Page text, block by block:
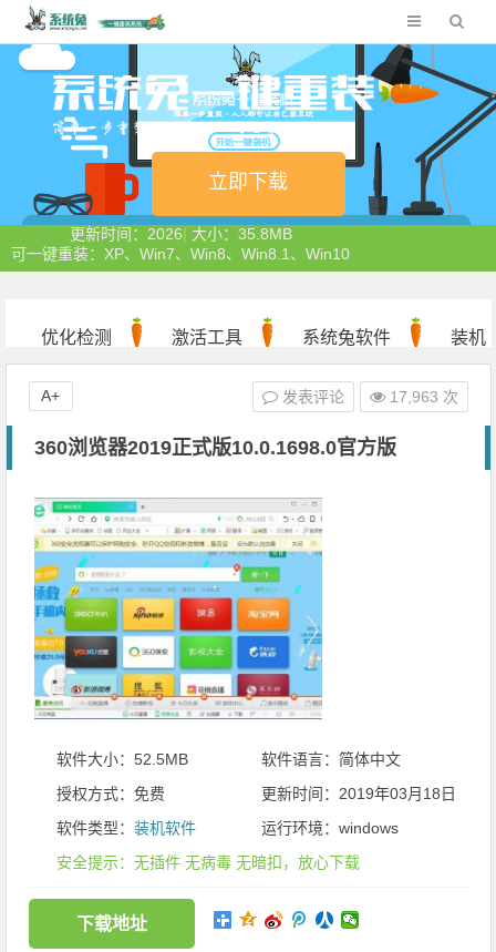
立即下载
更新时间：2026| 大小：35.8MB
可一键重装：XP、Win7、Win8、Win8.1、Win10
优化检测 激活工具 系统兔软件 装机
360浏览器2019正式版10.0.1698.0官方版
软件大小：52.5MB
软件语言：简体中文
授权方式：免费
更新时间：2019年03月18日
软件类型： 装机软件
运行环境：windows
安全提示：无插件 无病毒 无暗扣，放心下载
下载地址
发表评论 17,963 次
A+